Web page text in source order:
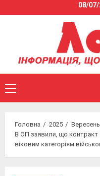
to
08/
Primary
Menu
Головна 2025 Вересень
В ОП заявили, що контракт
віковим категоріям